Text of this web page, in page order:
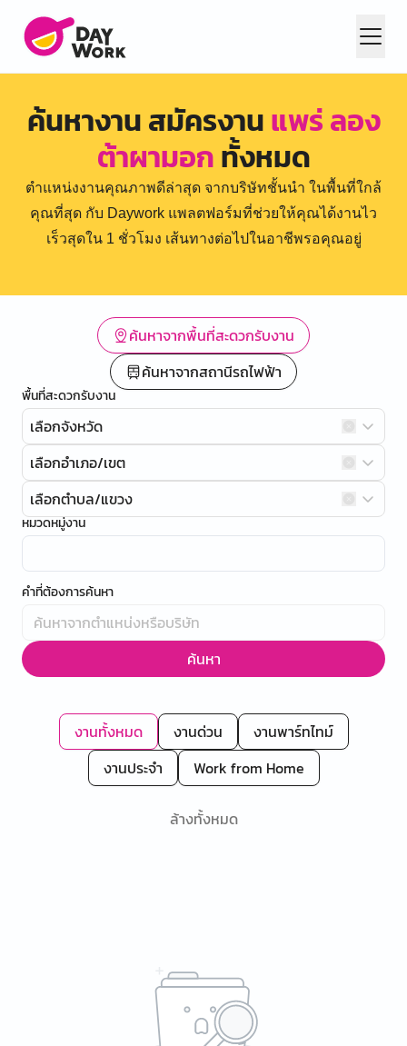
ค้นหางาน สมัครงานแพร่ ลอง
ต้าผามอกทั้งหมด
ตำแหน่งงานคุณภาพดีล่าสุด จากบริษัทชั้นนำ ในพื้นที่ใกล้
คุณที่สุด กับ Daywork แพลตฟอร์มที่ช่วยให้คุณได้งานไว
เร็วสุดใน 1 ชั่วโมง เส้นทางต่อไปในอาชีพรอคุณอยู่
ค้นหาจากพื้นที่สะดวกรับงาน
ค้นหาจากสถานีรถไฟฟ้า
พื้นที่สะดวกรับงาน
เลือกจังหวัด
เลือกอำเภอ/เขต
เลือกตำบล/แขวง
หมวดหมู่งาน
คำที่ต้องการค้นหา
ค้นหา
งานทั้งหมด งานด่วน
งานพาร์ทไทม์
งานประจำ
Work from Home
ล้างทั้งหมด